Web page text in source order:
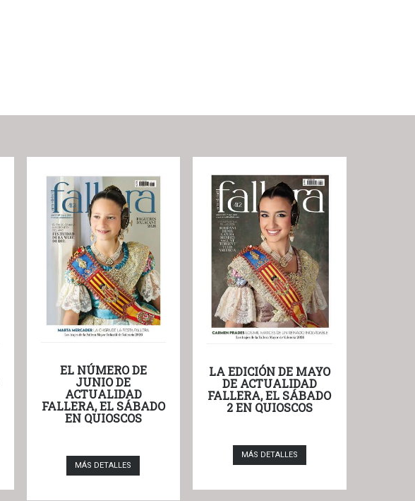
EL NÚMERO DE
JUNIO DE
ACTUALIDAD
FALLERA, EL SÁBADO
EN QUIOSCOS
MÁS DETALLES
LA EDICIÓN DE MAYO
DE ACTUALIDAD
FALLERA, EL SÁBADO
2 EN QUIOSCOS
MÁS DETALLES